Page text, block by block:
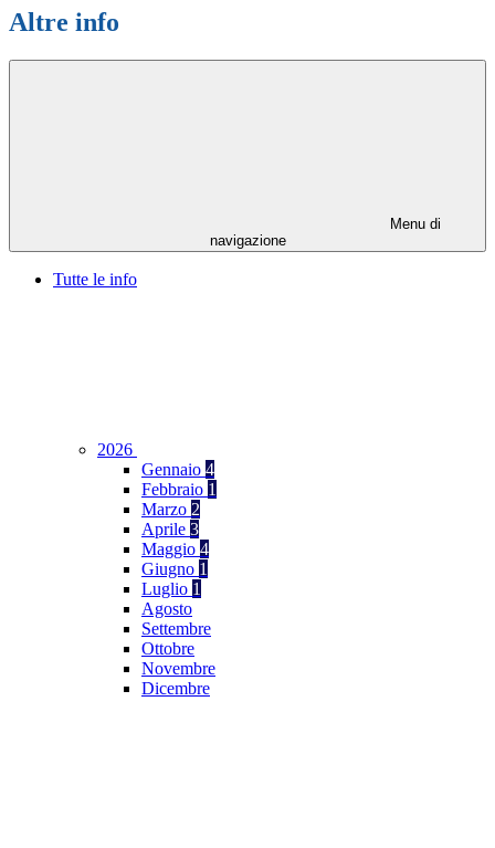
Altre info
Menu di
navigazione
Tutte le info
2026
Gennaio 4
Febbraio 1
Marzo 2
Aprile 3
Maggio 4
Giugno 1
Luglio 1
Agosto
Settembre
Ottobre
Novembre
Dicembre